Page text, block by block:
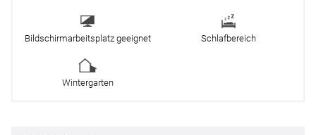
Bildschirmarbeitsplatz geeignet Schlafbereich
Wintergarten